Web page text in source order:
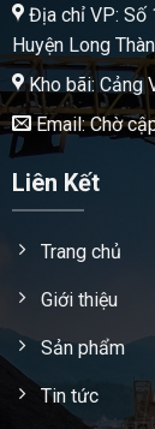
Địa chỉ VP: Số
Huyện Long
Kho bãi: Cảng
Email: Chờ
Liên Kết
Trang chủ
Giới thiệu
Sản phẩm
Tin tức